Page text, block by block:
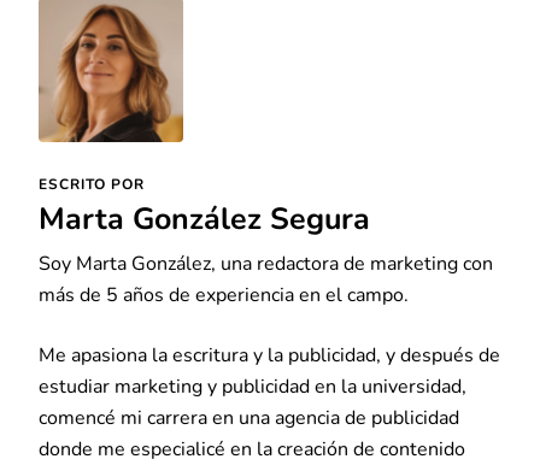
ESCRITO POR
Marta González Segura
Soy Marta González, una redactora de marketing con
más de 5 años de experiencia en el campo.
Me apasiona la escritura y la publicidad, y después de
estudiar marketing y publicidad en la universidad,
comencé mi carrera en una agencia de publicidad
donde me especialicé en la creación de contenido